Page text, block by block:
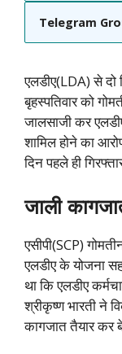
Telegram
एलडीए(LDA) से दो
बृहस्पतिवार को
जालसाजी कर
शामिल होने का
दिन पहले ही
जाली
एसीपी(SCP)
एलडीए के योजना
था कि एलडीए
श्रीकृष्ण भारती ने
कागजात तैयार कर